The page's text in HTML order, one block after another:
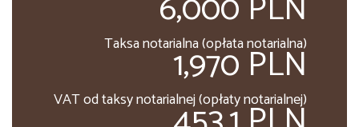
Taksa notarialna (opłata notarialna)
1,970 PLN
VAT od taksy notarialnej (opłaty notarialnej)